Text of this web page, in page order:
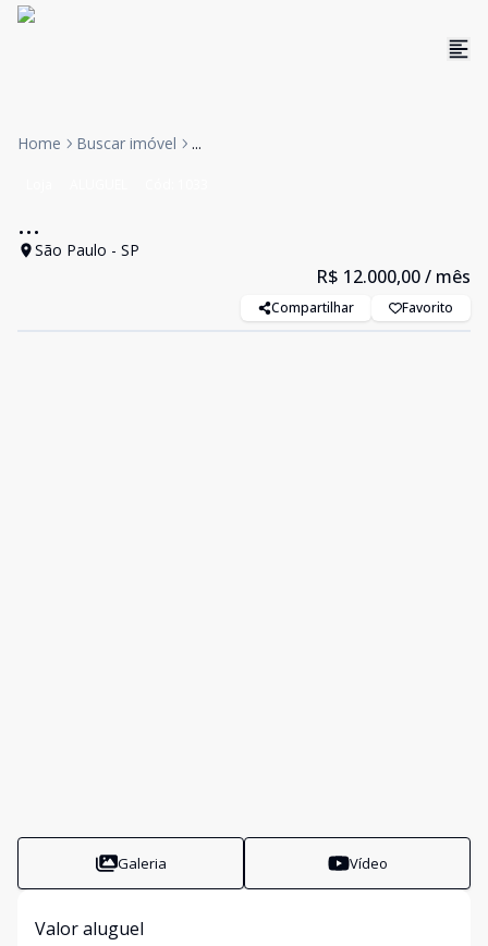
Home Buscar imóvel ...
...
São Paulo - SP
R$ 12.000,00/ mês
Compartilhar Favorito
Galeria Vídeo
Valor aluguel